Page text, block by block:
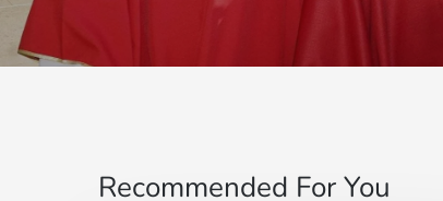
Recommended For You